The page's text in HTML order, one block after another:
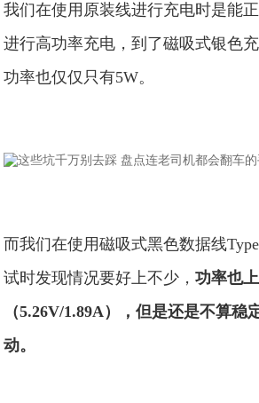
我们在使用原装线进行充电时是能
进行高功率充电，到了磁吸式银色
功率也仅仅只有5W。
而我们在使用磁吸式黑色数据线
试时发现情况要好上不少，功率也
（5.26V/1.89A），但是还是不算稳
动。